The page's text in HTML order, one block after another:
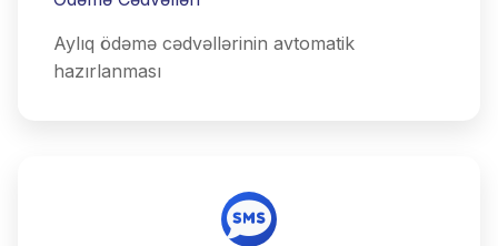
Aylıq ödəmə cədvəllərinin avtomatik
hazırlanması